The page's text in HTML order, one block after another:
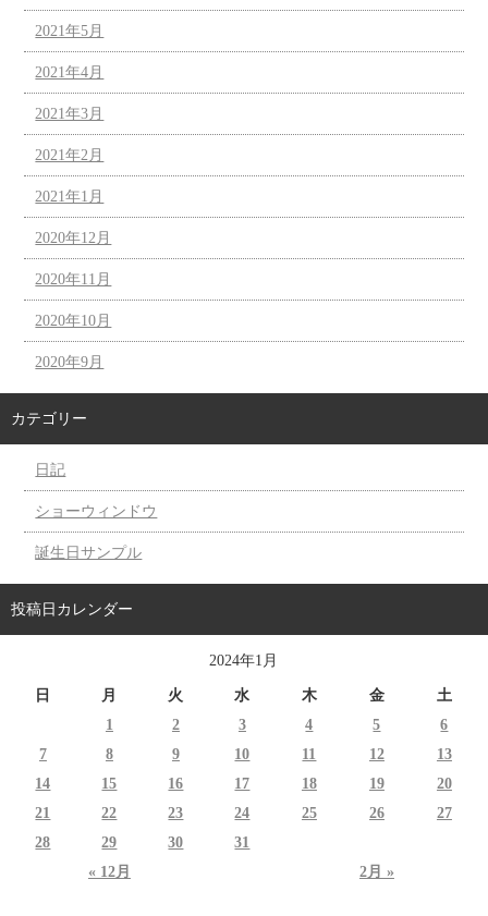
2021年5月
2021年4月
2021年3月
2021年2月
2021年1月
2020年12月
2020年11月
2020年10月
2020年9月
カテゴリー
日記
ショーウィンドウ
誕生日サンプル
投稿日カレンダー
2024年1月
日 月 火 水 木 金 土
« 12月 2月 »
1 2 3 4 5
6
7
8 9 10 11 12
13
14
15 16 17 18 19
20
21
22 23 24 25 26
27
28
29 30 31